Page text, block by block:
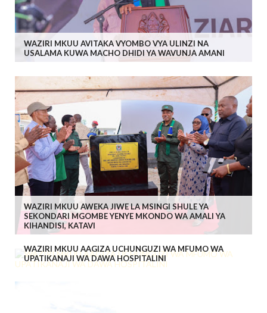
WAZIRI MKUU AVITAKA VYOMBO VYA ULINZI NA
USALAMA KUWA MACHO DHIDI YA WAVUNJA AMANI
WAZIRI MKUU AWEKA JIWE LA MSINGI SHULE YA
SEKONDARI MGOMBE YENYE MKONDO WA AMALI YA
KIHANDISI, KATAVI
WAZIRI MKUU AAGIZA UCHUNGUZI WA MFUMO WA
UPATIKANAJI WA DAWA HOSPITALINI